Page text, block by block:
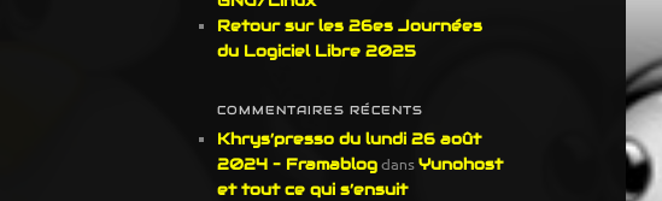
Retour sur les 26es Journées
du Logiciel Libre 2025
COMMENTAIRES RÉCENTS
Khrys’presso du lundi 26 août
2024 – FramablogdansYunohost
et tout ce qui s’ensuit